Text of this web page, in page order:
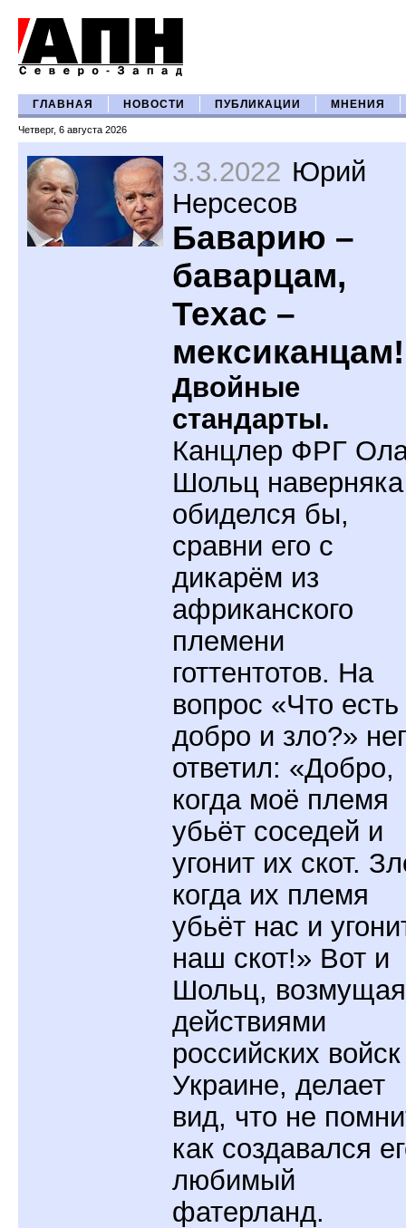
ГЛАВНАЯ НОВОСТИ ПУБЛИКАЦИИ МНЕНИЯ
Четверг, 6 августа 2026
3.3.2022 Юрий
Нерсесов
Баварию –
баварцам,
Техас –
мексиканцам!
Двойные
стандарты.
Канцлер ФРГ
Шольц наверняка
обиделся бы,
сравни его с
дикарём из
африканского
племени
готтентотов. На
вопрос «Что есть
добро и зло?»
ответил: «Добро,
когда моё племя
убьёт соседей и
угонит их скот.
когда их племя
убьёт нас и
наш скот!» Вот и
Шольц,
действиями
российских
Украине, делает
вид, что не
как создавался
любимый
фатерланд.